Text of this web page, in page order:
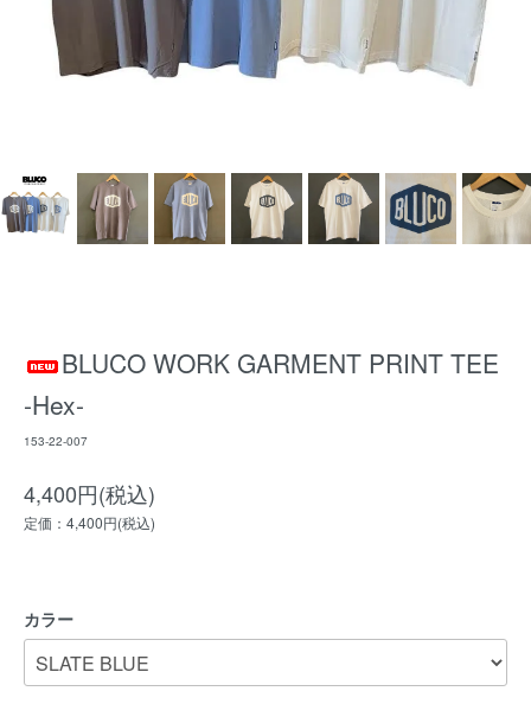
BLUCO WORK GARMENT PRINT TEE
-Hex-
153-22-007
4,400円(税込)
定価：4,400円(税込)
カラー